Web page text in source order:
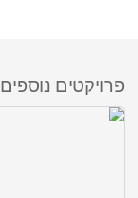
פרויקטים נוספים